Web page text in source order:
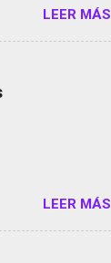
Riddley
a los que usan
- StartUp
me siento
2z1UkPK
LEER MÁS
LEER MÁS